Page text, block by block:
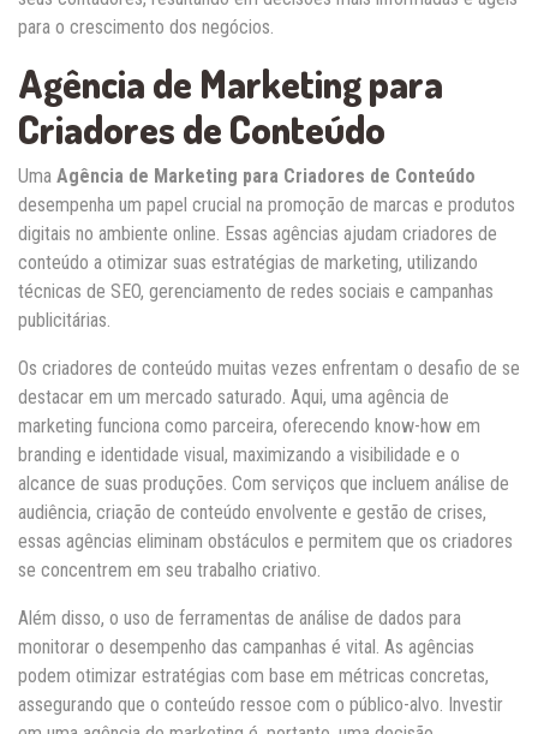
para o crescimento dos negócios.
Agência de Marketing para
Criadores de Conteúdo
Uma Agência de Marketing para Criadores de Conteúdo
desempenha um papel crucial na promoção de marcas e produtos
digitais no ambiente online. Essas agências ajudam criadores de
conteúdo a otimizar suas estratégias de marketing, utilizando
técnicas de SEO, gerenciamento de redes sociais e campanhas
publicitárias.
Os criadores de conteúdo muitas vezes enfrentam o desafio de se
destacar em um mercado saturado. Aqui, uma agência de
marketing funciona como parceira, oferecendo know-how em
branding e identidade visual, maximizando a visibilidade e o
alcance de suas produções. Com serviços que incluem análise de
audiência, criação de conteúdo envolvente e gestão de crises,
essas agências eliminam obstáculos e permitem que os criadores
se concentrem em seu trabalho criativo.
Além disso, o uso de ferramentas de análise de dados para
monitorar o desempenho das campanhas é vital. As agências
podem otimizar estratégias com base em métricas concretas,
assegurando que o conteúdo ressoe com o público-alvo. Investir